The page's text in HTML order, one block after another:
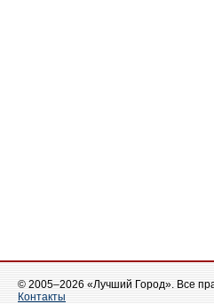
© 2005–2026 «Лучший Город». Все
Контакты